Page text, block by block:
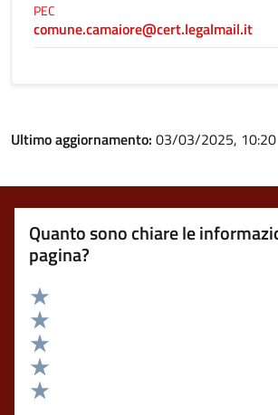
PEC
comune.camaiore@cert.legalmail.it
Ultimo aggiornamento: 03/03/2025, 10:20
Quanto sono chiare le
pagina?
Valuta 5 stelle su 5
Valuta 4 stelle su 5
Valuta 3 stelle su 5
Valuta 2 stelle su 5